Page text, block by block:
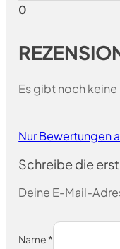
0
Es gibt noch keine
Nur Bewertungen
Schreibe die
Deine E-Mail-
Name *